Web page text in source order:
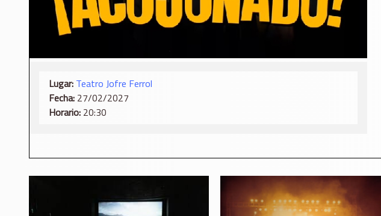
Lugar: Teatro Jofre Ferrol
Fecha: 27/02/2027
Horario: 20:30